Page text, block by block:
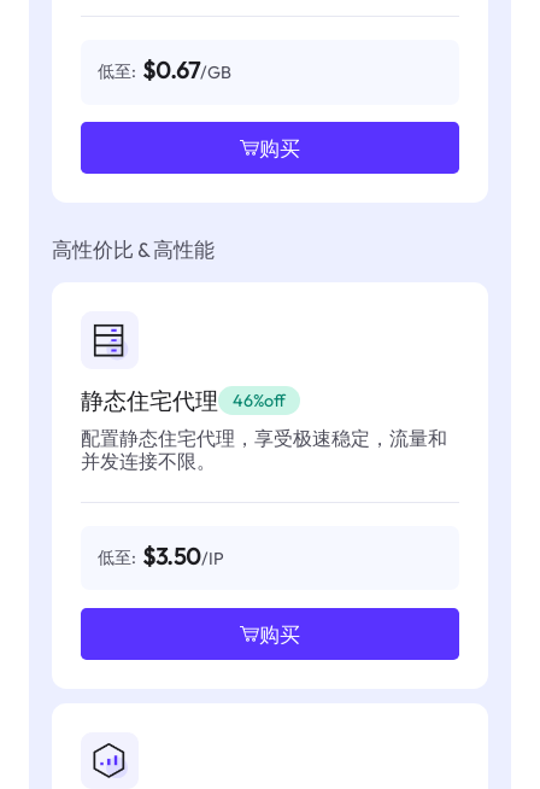
低至: $0.67/GB
购买
高性价比 & 高性能
静态住宅代理 46%off
配置静态住宅代理，享受极速稳定，流量和
并发连接不限。
低至: $3.50/IP
购买